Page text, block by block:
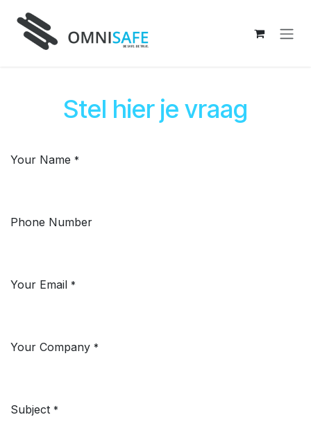
Stel hier je vraag
Your Name *
Phone Number
Your Email *
Your Company *
Subject *